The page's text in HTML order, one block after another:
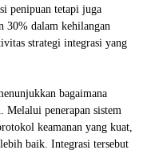
penipuan tetapi juga
30% dalam kehilangan
strategi integrasi yang
bagaimana
Melalui penerapan sistem
keamanan yang kuat,
baik. Integrasi tersebut